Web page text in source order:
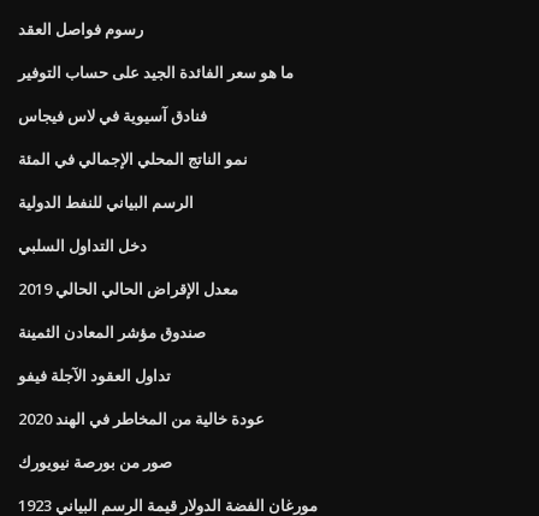
رسوم فواصل العقد
ما هو سعر الفائدة الجيد على حساب التوفير
فنادق آسيوية في لاس فيجاس
نمو الناتج المحلي الإجمالي في المئة
الرسم البياني للنفط الدولية
دخل التداول السلبي
معدل الإقراض الحالي الحالي 2019
صندوق مؤشر المعادن الثمينة
تداول العقود الآجلة فيفو
عودة خالية من المخاطر في الهند 2020
صور من بورصة نيويورك
1923 مورغان الفضة الدولار قيمة الرسم البياني